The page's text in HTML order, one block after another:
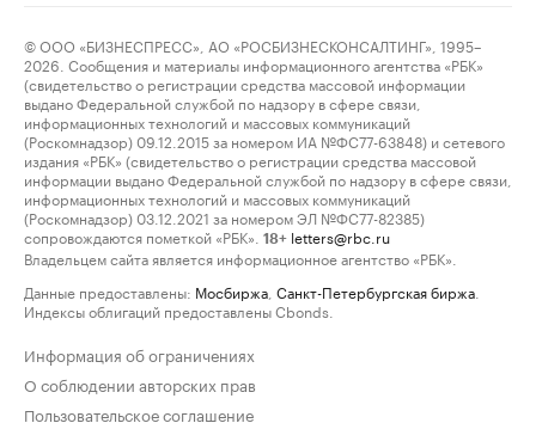
© ООО «БИЗНЕСПРЕСС», АО «РОСБИЗНЕСКОНСАЛТИНГ», 1995–
2026. Сообщения и материалы информационного агентства «РБК»
(свидетельство о регистрации средства массовой информации
выдано Федеральной службой по надзору в сфере связи,
информационных технологий и массовых коммуникаций
(Роскомнадзор) 09.12.2015 за номером ИА №ФС77-63848) и сетевого
издания «РБК» (свидетельство о регистрации средства массовой
информации выдано Федеральной службой по надзору в сфере связи,
информационных технологий и массовых коммуникаций
(Роскомнадзор) 03.12.2021 за номером ЭЛ №ФС77-82385)
сопровождаются пометкой «РБК».
18+ letters@rbc.ru
Владельцем сайта является информационное агентство «РБК».
Данные предоставлены: Мосбиржа Санкт-Петербургская биржа
Индексы облигаций предоставлены Cbonds.
Информация об ограничениях
О соблюдении авторских прав
Пользовательское соглашение